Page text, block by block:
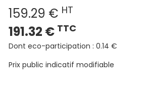
159.29 € HT
191.32 € TTC
Dont eco-participation : 0.14 €
Prix public indicatif modifiable